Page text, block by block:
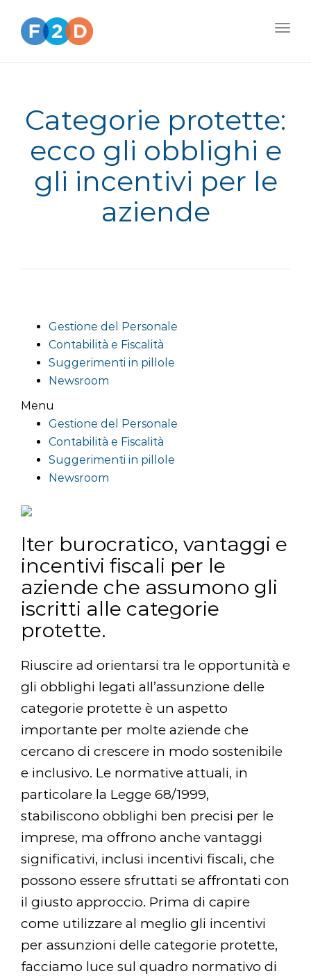
Categorie protette:
ecco gli obblighi e
gli incentivi per le
aziende
Gestione del Personale
Contabilità e Fiscalità
Suggerimenti in pillole
Newsroom
Menu
Gestione del Personale
Contabilità e Fiscalità
Suggerimenti in pillole
Newsroom
Iter burocratico, vantaggi e
incentivi fiscali per le
aziende che assumono gli
iscritti alle categorie
protette.
Riuscire ad orientarsi tra le opportunità e
gli obblighi legati all’assunzione delle
categorie protette è un aspetto
importante per molte aziende che
cercano di crescere in modo sostenibile
e inclusivo. Le normative attuali, in
particolare la Legge 68/1999,
stabiliscono obblighi ben precisi per le
imprese, ma offrono anche vantaggi
significativi, inclusi incentivi fiscali, che
possono essere sfruttati se affrontati con
il giusto approccio. Prima di capire
come utilizzare al meglio gli incentivi
per assunzioni delle categorie protette,
facciamo luce sul quadro normativo di